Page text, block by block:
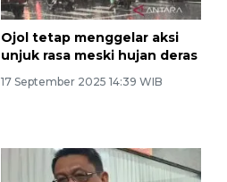
Ojol tetap menggelar aksi
unjuk rasa meski hujan deras
17 September 2025 14:39 WIB